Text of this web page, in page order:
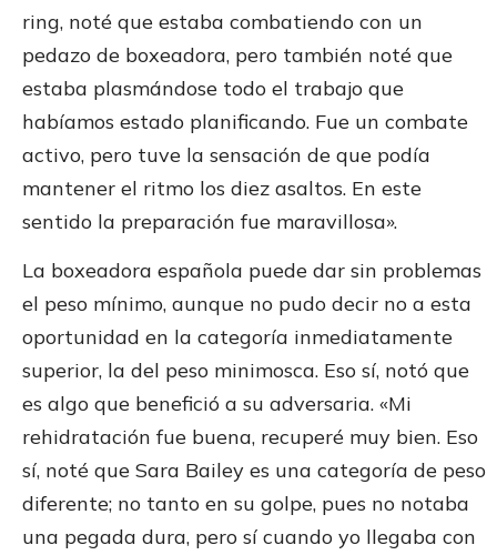
ring, noté que estaba combatiendo con un
pedazo de boxeadora, pero también noté que
estaba plasmándose todo el trabajo que
habíamos estado planificando. Fue un combate
activo, pero tuve la sensación de que podía
mantener el ritmo los diez asaltos. En este
sentido la preparación fue maravillosa».
La boxeadora española puede dar sin problemas
el peso mínimo, aunque no pudo decir no a esta
oportunidad en la categoría inmediatamente
superior, la del peso minimosca. Eso sí, notó que
es algo que benefició a su adversaria. «Mi
rehidratación fue buena, recuperé muy bien. Eso
sí, noté que Sara Bailey es una categoría de peso
diferente; no tanto en su golpe, pues no notaba
una pegada dura, pero sí cuando yo llegaba con